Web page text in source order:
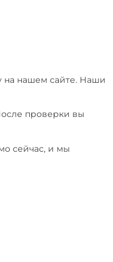
на нашем сайте. Наши
проверки вы
сейчас, и мы